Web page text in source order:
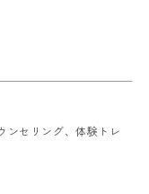
ンセリング、体験トレ